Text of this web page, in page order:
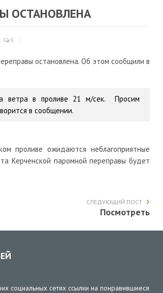
ОСТАНОВЛЕНА
0
остановлена. Об этом сообщили в
ветра в проливе 21 м/сек. Просим
в сообщении.
проливе ожидаются неблагоприятные
Керченской паромной переправы будет
СЛЕДУЮЩИЙ ПОСТ
Посмотреть
социальных сетях ссылки на понравившиеся